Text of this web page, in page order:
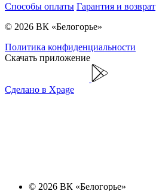
Способы оплаты Гарантия и возврат
© 2026 ВК «Белогорье»
Политика конфиденциальности
Скачать приложение
Сделано в Xpage
© 2026 ВК «Белогорье»